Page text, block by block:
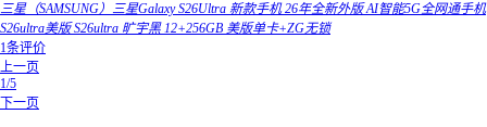
三星（SAMSUNG）三星Galaxy S26Ultra 新款手机 26年全新外版 AI智能5G全网通手机
S26ultra美版 S26ultra 旷宇黑 12+256GB 美版单卡+ZG无锁
1条评价
上一页
1/5
下一页